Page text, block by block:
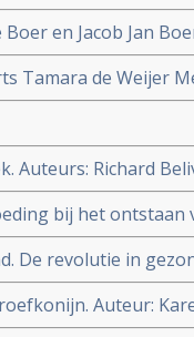
en Jacob Jan
Tamara de Weijer
Auteurs: Richard
bij het ontstaan
De revolutie in
Auteur: